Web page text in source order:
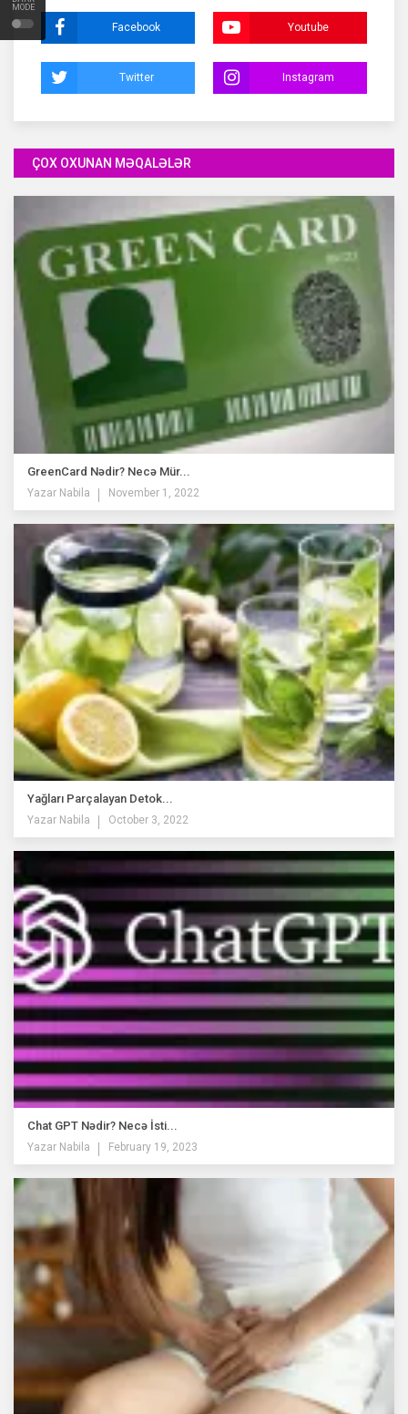
MODE
Facebook Youtube
Twitter Instagram
ÇOX OXUNAN MƏQALƏLƏR
GreenCard Nədir? Necə Mür...
Yazar Nabila November 1, 2022
Yağları Parçalayan Detok...
Yazar Nabila October 3, 2022
Chat GPT Nədir? Necə İsti...
Yazar Nabila February 19, 2023